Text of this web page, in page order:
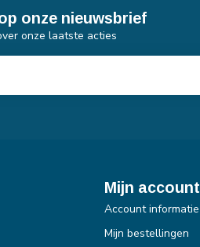
onze nieuwsbrief
onze laatste acties
Mijn account
Account informatie
Mijn bestellingen